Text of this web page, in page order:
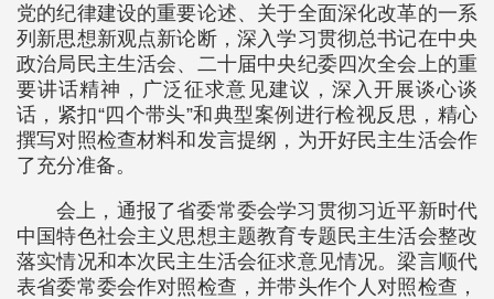
党的纪律建设的重要论述、关于全面深化改革的一系
列新思想新观点新论断，深入学习贯彻总书记在中央
政治局民主生活会、二十届中央纪委四次全会上的重
要讲话精神，广泛征求意见建议，深入开展谈心谈
话，紧扣“四个带头”和典型案例进行检视反思，精心
撰写对照检查材料和发言提纲，为开好民主生活会作
了充分准备。
会上，通报了省委常委会学习贯彻习近平新时代
中国特色社会主义思想主题教育专题民主生活会整改
落实情况和本次民主生活会征求意见情况。梁言顺代
表省委常委会作对照检查，并带头作个人对照检查，